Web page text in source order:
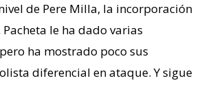
de Pere Milla, la incorporación
le ha dado varias
ha mostrado poco sus
diferencial en ataque. Y sigue